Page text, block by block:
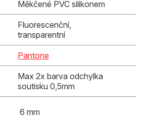
Měkčené PVC silikonem
Fluorescenční,
transparentní
Pantone
Max 2x barva odchylka
soutisku 0,5mm
6 mm